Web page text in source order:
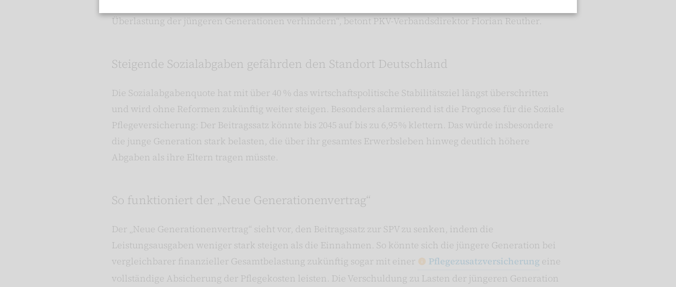
Überlastung der jüngeren Generationen verhindern“, betont PKV-Verbandsdirektor Florian Reuther.
Steigende Sozialabgaben gefährden den Standort Deutschland
Die Sozialabgabenquote hat mit über 40 % das wirtschaftspolitische Stabilitätsziel längst überschritten
und wird ohne Reformen zukünftig weiter steigen. Besonders alarmierend ist die Prognose für die Soziale
Pflegeversicherung: Der Beitragssatz könnte bis 2045 auf bis zu 6,95 % klettern. Das würde insbesondere
die junge Generation stark belasten, die über ihr gesamtes Erwerbsleben hinweg deutlich höhere
Abgaben als ihre Eltern tragen müsste.
So funktioniert der „Neue Generationenvertrag“
Der „Neue Generationenvertrag“ sieht vor, den Beitragssatz zur SPV zu senken, indem die
Leistungsausgaben weniger stark steigen als die Einnahmen. So könnte sich die jüngere Generation bei
vergleichbarer finanzieller Gesamtbelastung zukünftig sogar mit einer
Pflegezusatzversicherung eine
vollständige Absicherung der Pflegekosten leisten. Die Verschuldung zu Lasten der jüngeren Generation